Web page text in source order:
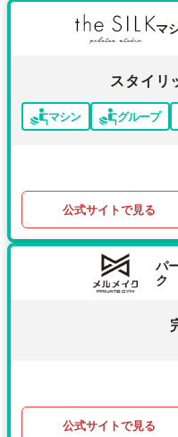
マ
スタイリ
マシン グループ
公式サイトで見る
パ
ク
公式サイトで見る